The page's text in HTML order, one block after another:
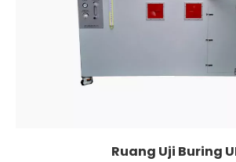
Ruang Uji Buring